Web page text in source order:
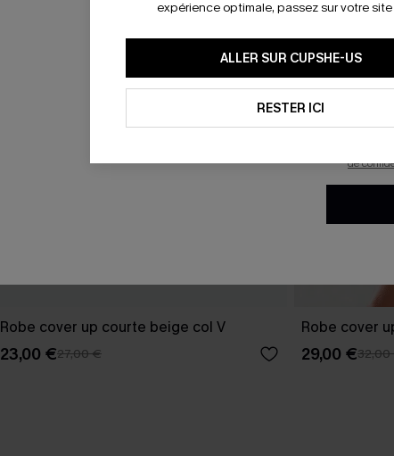
Robe cover up courte beige col V
23,00 €27,00 €
Robe cover
29,00 €
expérience optimale, passez sur votre
ALLER SUR CUPSHE-US
RESTER ICI
En
mails
pouvons
savoir
produits
de